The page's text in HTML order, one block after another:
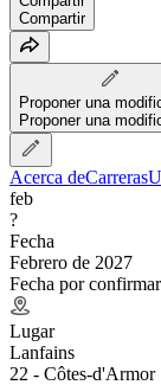
Compartir
Proponer una
Proponer una
Acerca deCarreras
feb
?
Fecha
Febrero de 2027
Fecha por confirmar
Lugar
Lanfains
22 - Côtes-d'Armor